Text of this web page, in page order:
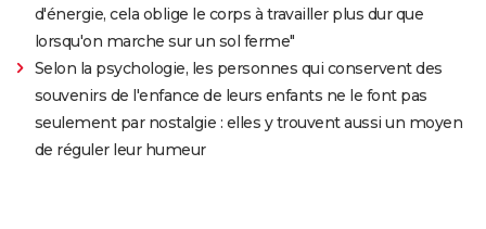
d'énergie, cela oblige le corps à travailler plus dur que
lorsqu'on marche sur un sol ferme"
Selon la psychologie, les personnes qui conservent des
souvenirs de l'enfance de leurs enfants ne le font pas
seulement par nostalgie : elles y trouvent aussi un moyen
de réguler leur humeur